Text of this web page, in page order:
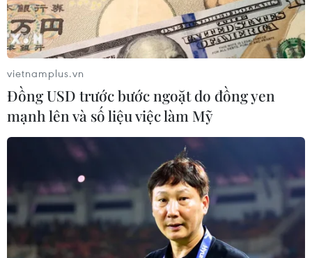
Ai Cập nỗ lực bảo vệ ngành du lịch
trước dịch COVID-19
09/03/2020 01:53
Các quan chức Ai Cập đang nỗ lực thúc đẩy và quảng
bá hoạt động du lịch, trong bối cảnh nước này đang
chịu ảnh hưởng bởi dịch COVID-19, đặc biệt là sau khi
phát hiện các ca nhiễm trên một du thuyền.
vietnamplus.vn
Đồng USD trước bước ngoặt do đồng yen
mạnh lên và số liệu việc làm Mỹ